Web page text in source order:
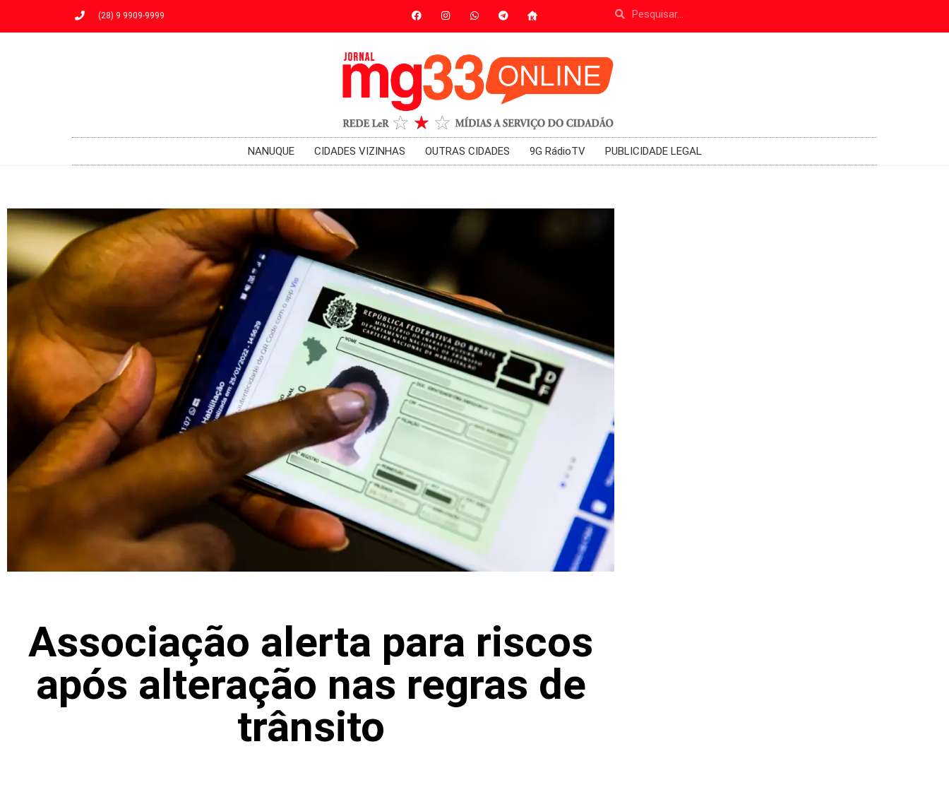
(28) 9 9909-9999
NANUQUE CIDADES VIZINHAS OUTRAS CIDADES 9G RádioTV PUBLICIDADE LEGAL
Associação alerta para riscos
após alteração nas regras de
trânsito